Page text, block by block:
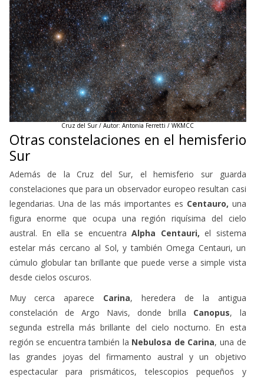
Cruz del Sur / Autor: Antonia Ferretti / WKMCC
Otras constelaciones en el hemisferio
Sur
Además de la Cruz del Sur, el hemisferio sur guarda
constelaciones que para un observador europeo resultan casi
legendarias. Una de las más importantes es Centauro, una
figura enorme que ocupa una región riquísima del cielo
austral. En ella se encuentra Alpha Centauri, el sistema
estelar más cercano al Sol, y también Omega Centauri, un
cúmulo globular tan brillante que puede verse a simple vista
desde cielos oscuros.
Muy cerca aparece Carina, heredera de la antigua
constelación de Argo Navis, donde brilla Canopus, la
segunda estrella más brillante del cielo nocturno. En esta
región se encuentra también la Nebulosa de Carina, una de
las grandes joyas del firmamento austral y un objetivo
espectacular para prismáticos, telescopios pequeños y